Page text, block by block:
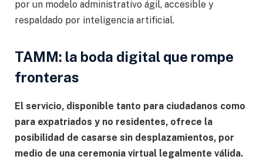
por un modelo administrativo ágil, accesible y
respaldado por inteligencia artificial.
TAMM: la boda digital que rompe
fronteras
El servicio, disponible tanto para ciudadanos como
para expatriados y no residentes, ofrece la
posibilidad de casarse sin desplazamientos, por
medio de una ceremonia virtual legalmente válida.